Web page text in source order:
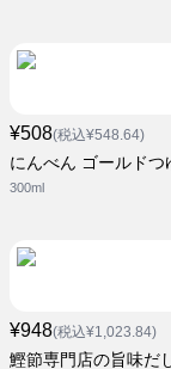
¥508(税込¥548.64)
にんべん ゴールドつ
300ml
¥948(税込¥1,023.84)
鰹節専門店の旨味だ